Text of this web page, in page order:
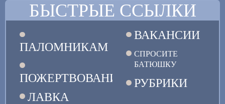
БЫСТРЫЕ ССЫЛКИ
ПАЛОМНИКАМ
ПОЖЕРТВОВАНИЯ
ЛАВКА
ВАКАНСИИ
СПРОСИТЕ
БАТЮШКУ
РУБРИКИ